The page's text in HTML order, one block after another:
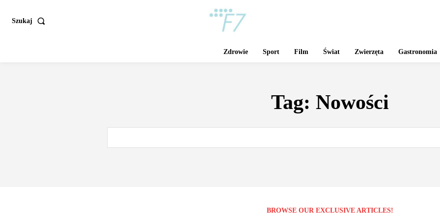
Szukaj
Zdrowie Sport Film Świat Zwierzęta Gastronomia
Tag: Nowości
BROWSE OUR EXCLUSIVE ARTICLES!